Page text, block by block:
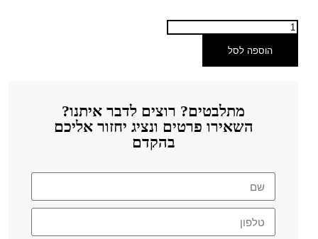
הוספה לסל
מתלבטים? רוצים לדבר איתנו?
השאירו פרטים ונציג יחזור אליכם
בהקדם